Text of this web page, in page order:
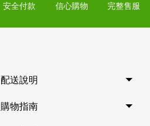
安全付款 信心購物 完整售服
配送說明
購物指南